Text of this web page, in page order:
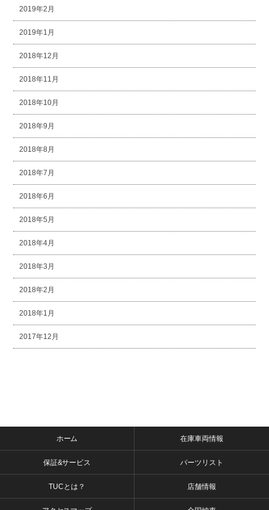
2019年2月
2019年1月
2018年12月
2018年11月
2018年10月
2018年9月
2018年8月
2018年7月
2018年6月
2018年5月
2018年4月
2018年3月
2018年2月
2018年1月
2017年12月
ホーム 在庫車両情報
保証&サービス パーツリスト
TUCとは？ 店舗情報